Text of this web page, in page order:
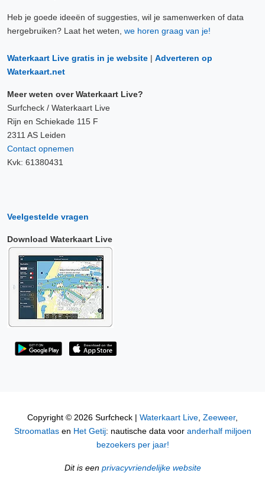
Heb je goede ideeën of suggesties, wil je samenwerken of data
hergebruiken? Laat het weten, we horen graag van je!
Waterkaart Live gratis in je website | Adverteren op
Waterkaart.net
Meer weten over Waterkaart Live?
Surfcheck / Waterkaart Live
Rijn en Schiekade 115 F
2311 AS Leiden
Contact opnemen
Kvk: 61380431
Veelgestelde vragen
Download Waterkaart Live
Copyright © 2026 Surfcheck | Waterkaart Live, Zeeweer,
Stroomatlasen Het Getij: nautische data voor anderhalf miljoen
bezoekers per jaar!
Dit is een privacyvriendelijke website